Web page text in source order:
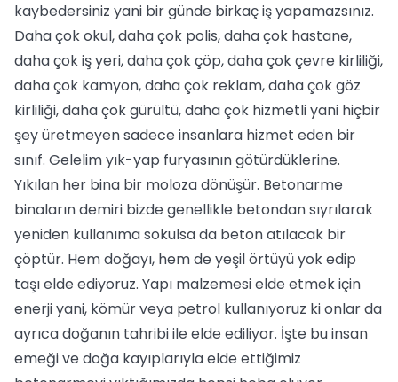
kaybedersiniz yani bir günde birkaç iş yapamazsınız.
Daha çok okul, daha çok polis, daha çok hastane,
daha çok iş yeri, daha çok çöp, daha çok çevre kirliliği,
daha çok kamyon, daha çok reklam, daha çok göz
kirliliği, daha çok gürültü, daha çok hizmetli yani hiçbir
şey üretmeyen sadece insanlara hizmet eden bir
sınıf. Gelelim yık-yap furyasının götürdüklerine.
Yıkılan her bina bir moloza dönüşür. Betonarme
binaların demiri bizde genellikle betondan sıyrılarak
yeniden kullanıma sokulsa da beton atılacak bir
çöptür. Hem doğayı, hem de yeşil örtüyü yok edip
taşı elde ediyoruz. Yapı malzemesi elde etmek için
enerji yani, kömür veya petrol kullanıyoruz ki onlar da
ayrıca doğanın tahribi ile elde ediliyor. İşte bu insan
emeği ve doğa kayıplarıyla elde ettiğimiz